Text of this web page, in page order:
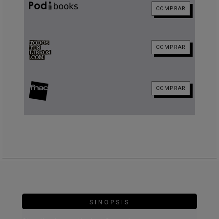
COMPRAR
COMPRAR
COMPRAR
SINOPSIS